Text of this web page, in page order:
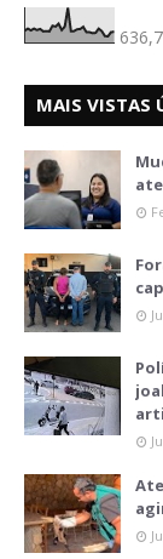
MAIS VISTAS